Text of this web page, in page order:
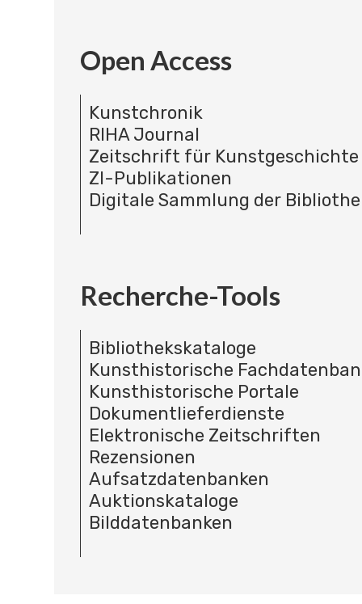
Open Access
Kunstchronik
RIHA Journal
Zeitschrift für Kunstgeschichte
ZI-Publikationen
Digitale Sammlung der
Recherche-Tools
Bibliothekskataloge
Kunsthistorische
Kunsthistorische Portale
Dokumentlieferdienste
Elektronische Zeitschriften
Rezensionen
Aufsatzdatenbanken
Auktionskataloge
Bilddatenbanken